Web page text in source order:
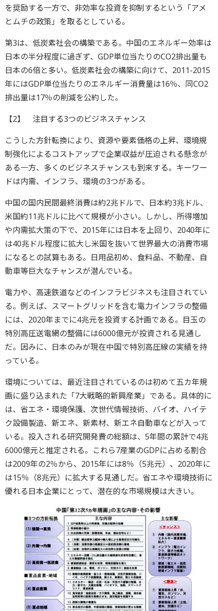
を奨励する一方で、非効率な投資を抑制するという「アメ
とムチの政策」を取るとしている。
第3は、低炭素社会の構築である。中国のエネルギー効率は
日本の半分程度に過ぎず、GDP単位当たりのCO2排出量も
日本の6倍と多い。低炭素社会の構築に向けて、2011-2015
年にはGDP単位当たりのエネルギー消費量は16％、同CO2
排出量は17％の削減を公約した。
【2】 注目する3つのビジネスチャンス
こうした方針転換により、資源や要素価格の上昇、環境規
制強化によるコストアップで企業収益が圧迫される懸念が
ある一方、多くのビジネスチャンスも到来する。キーワー
ドは内需、インフラ、環境の3つがある。
中国の国内民間最終消費は約2兆ドルで、日本約3兆ドル、
米国約11兆ドルに比べて規模が小さい。しかし、所得増加
や内需拡大策の下で、2015年には日本を上回り、2040年に
は40兆ドル程度に拡大し米国を抜いて世界最大の消費市場
になるとの試算もある。日用品初め、食料品、不動産、自
動車等巨大なチャンスが潜んでいる。
電力や、高速鉄道などのインフラビジネスも注目されてい
る。例えば、スマートグリッドを含む電力インフラの整備
には、2020年までに4兆元を投資する計画である。目玉の
特別高圧送電網の整備には6000億元が投資される見通し
だ。因みに、日本のみが現在中国で特別高圧線の実績を持
っている。
環境については、最近注目されているのは初めて五カ年規
画に盛り込まれた「7大戦略的新興産業」である。具体的に
は、省エネ・環境保護、次世代情報技術、バイオ、ハイテ
ク設備製造、新エネ、新素材、新エネ自動車などが入って
いる。投入される研究開発費の総額は、5年間の累計で4兆
6000億元と推定される。これら7産業のGDPに占める割合
は2009年の2％から、2015年には8％（5兆元）、2020年に
は15％（8兆元）に拡大する見通しだ。省エネや環境技術に
優れる日本企業にとって、潜在的な市場規模は大きい。